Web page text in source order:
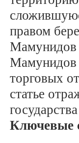
правом
Мамунидов
Мамунидов
торговых
статье
Ключевые